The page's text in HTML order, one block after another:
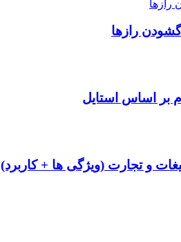
رازها
بر اساس استایل
و تجارت (ویژگی ها + کاربرد)